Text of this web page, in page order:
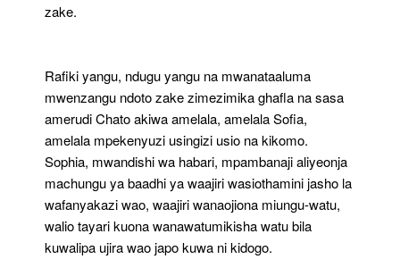
zake.
Rafiki yangu, ndugu yangu na mwanataaluma
mwenzangu ndoto zake zimezimika ghafla na sasa
amerudi Chato akiwa amelala, amelala Sofia,
amelala mpekenyuzi usingizi usio na kikomo.
Sophia, mwandishi wa habari, mpambanaji aliyeonja
machungu ya baadhi ya waajiri wasiothamini jasho la
wafanyakazi wao, waajiri wanaojiona miungu-watu,
walio tayari kuona wanawatumikisha watu bila
kuwalipa ujira wao japo kuwa ni kidogo.